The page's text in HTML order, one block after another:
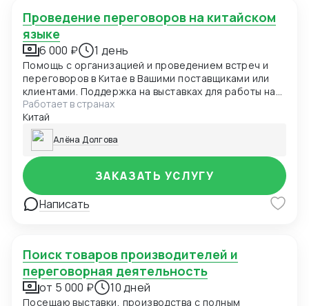
Проведение переговоров на китайском
языке
6 000 ₽ 1 день
Помощь с организацией и проведением встреч и
переговоров в Китае в Вашими поставщиками или
клиентами. Поддержка на выставках для работы на
стенде клиента.
Работает в странах
Китай
Алёна Долгова
Написать
ЗАКАЗАТЬ УСЛУГУ
Поиск товаров производителей и
переговорная деятельность
от 5 000 ₽ 10 дней
Посещаю выставки, производства с полным